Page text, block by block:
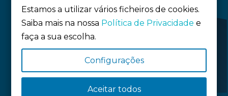
Estamos a utilizar vários ficheiros de cookies.
Saiba mais na nossa Política de Privacidade e
faça a sua escolha.
Configurações
Aceitar todos